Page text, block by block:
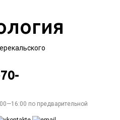
по предварительной